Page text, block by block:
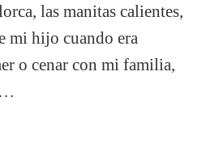
las manitas calientes,
mi hijo cuando era
o cenar con mi familia,